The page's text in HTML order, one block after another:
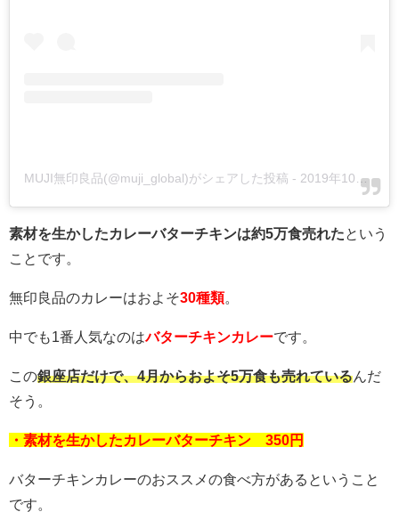
MUJI無印良品(@muji_global)がシェアした投稿 - 2019年10月月1日午後10時00分PDT
素材を生かしたカレーバターチキンは約5万食売れた という
ことです。
無印良品のカレーはおよそ30種類。
中でも1番人気なのはバターチキンカレーです。
この銀座店だけで、4月からおよそ5万食も売れているんだ
そう。
・素材を生かしたカレーバターチキン 350円
バターチキンカレーのおススメの食べ方があるということ
です。